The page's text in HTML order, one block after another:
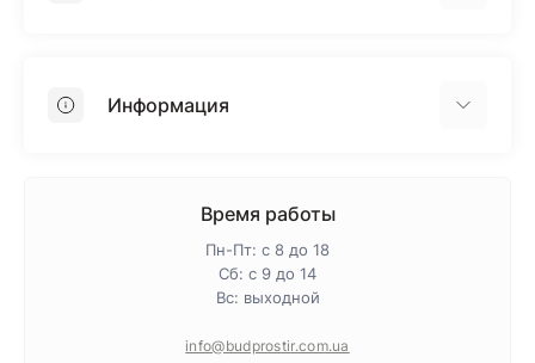
ПенопластИнформация
Политика конфиденциальности
Время работы
Пн-Пт: с 8 до 18
Сб: с 9 до 14
Вс: выходной
info@budprostir.com.ua